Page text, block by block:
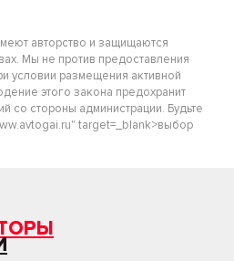
авторство и защищаются
Мы не против предоставления
условии размещения активной
этого закона предохранит
со стороны администрации. Будьте
target=_blank>выбор